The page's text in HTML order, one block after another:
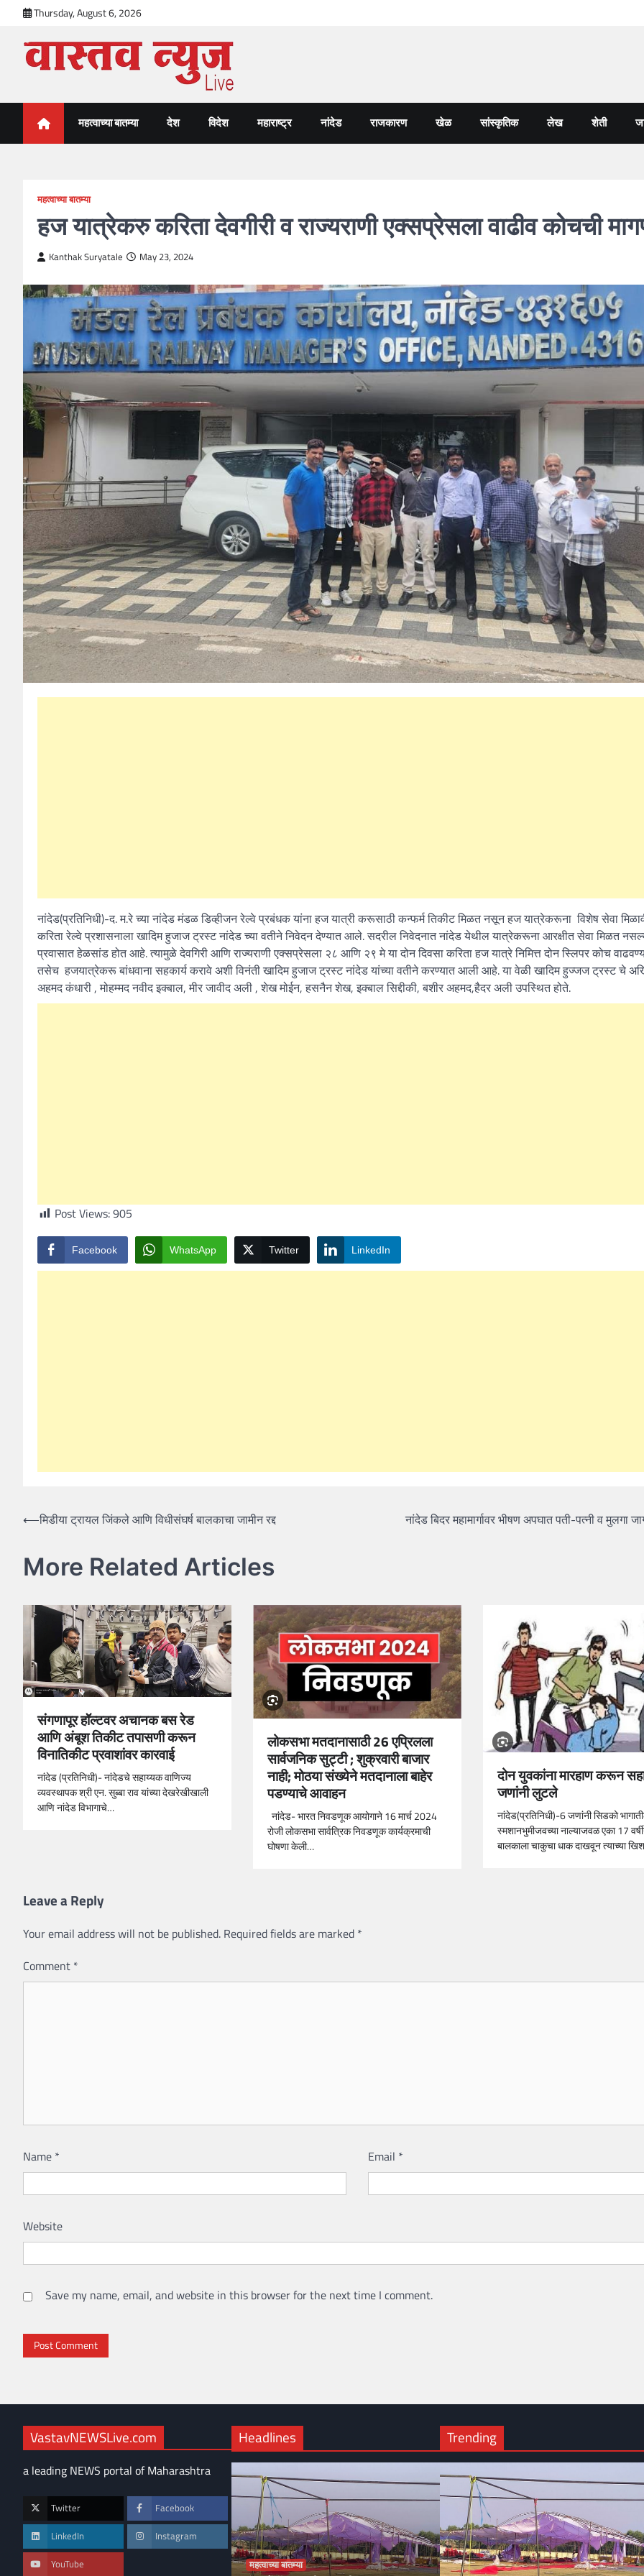
content
Thursday, August 6, 2026
VastavNEWSLive.com
महत्वाच्या बातम्या देश विदेश महाराष्ट्र नांदेड राजकारण खेळ सांस्कृतिक लेख शेती
महत्वाच्या बातम्या
हज यात्रेकरु करिता देवगीरी व राज्यराणी एक्सप्रेसला वाढीव कोचची
Kanthak Suryatale May 23, 2024
नांदेड(प्रतिनिधी)-द. म.रे च्या नांदेड मंडळ डिव्हीजन रेल्वे प्रबंधक यांना हज यात्री करूसाठी कन्फर्म तिकीट मिळत नसून हज यात्रेकरूना विशेष सेवा
करिता रेल्वे प्रशासनाला खादिम हुजाज ट्रस्ट नांदेड च्या वतीने निवेदन देण्यात आले. सदरील निवेदनात नांदेड येथील यात्रेकरूना आरक्षीत सेवा मिळत
प्रवासात हेळसांड होत आहे. त्यामुळे देवगिरी आणि राज्यराणी एक्सप्रेसला २८ आणि २९ मे या दोन दिवसा करिता हज यात्रे निमित्त दोन स्लिपर कोच
तसेच हजयात्रेकरू बांधवाना सहकार्य करावे अशी विनंती खादिम हुजाज ट्रस्ट नांदेड यांच्या वतीने करण्यात आली आहे. या वेळी खादिम हुज्जज ट्रस्ट चे
अहमद कंधारी , मोहम्मद नवीद इक्बाल, मीर जावीद अली , शेख मोईन, हसनैन शेख, इक्बाल सिद्दीकी, बशीर अहमद,हैदर अली उपस्थित होते.
Post Views:905
Facebook WhatsApp Twitter LinkedIn
Post
⟵मिडीया ट्रायल जिंकले आणि विधीसंघर्ष बालकाचा जामीन रद्द नांदेड बिदर महामार्गावर भीषण अपघात पती-पत्नी व मुलगा
More Related Articles
संगणापूर हॉल्टवर अचानक बस रेड
आणि अंबूश तिकीट तपासणी करून
विनातिकीट प्रवाशांवर कारवाई
नांदेड (प्रतिनिधी)- नांदेडचे सहाय्यक वाणिज्य
व्यवस्थापक श्री एन. सुब्बा राव यांच्या देखरेखीखाली
आणि नांदेड विभागाचे…
लोकसभा मतदानासाठी 26 एप्रिलला
सार्वजनिक सुट्टी ; शुक्रवारी बाजार
नाही; मोठया संख्येने मतदानाला बाहेर
पडण्याचे आवाहन
नांदेड- भारत निवडणूक आयोगाने 16 मार्च 2024
रोजी लोकसभा सार्वत्रिक निवडणूक कार्यक्रमाची
घोषणा केली…
दोन युवकांना मारहाण करून
जणांनी लुटले
नांदेड(प्रतिनिधी)-6 जणांनी सिडको
स्मशानभुमीजवच्या नाल्याजवळ एका 17
बालकाला चाकुचा धाक दाखवून त्याच्या
Leave a Reply
Your email address will not be published. Required fields are marked *
Comment *
Name * Email *
Website
Save my name, email, and website in this browser for the next time I comment.
महत्वाच्या बातम्या
What Is a Front-End
How to Become One,
VastavNEWSLive.com
a leading NEWS portal of Maharashtra
Twitter Facebook
LinkedIn Instagram
YouTube
Headlines
महत्वाच्या बातम्या
Trending